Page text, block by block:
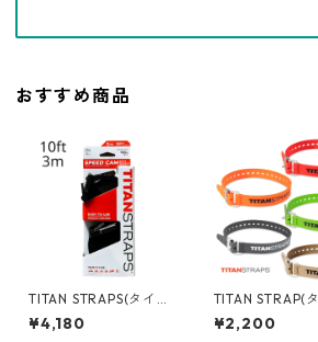
おすすめ商品
TITAN STRAPS(タイタ
ンストラップ ) メタル
スピードカム 2PACK 1
¥4,180
TITAN STRAP(
ンストラップ )
ストリアル 25
¥2,200